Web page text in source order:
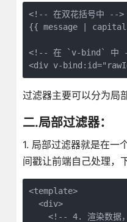
<!-- 在双花括号中 -->
{{ message |
<!-- 在 `v-bind` 中
<div v-
过滤器主要可以分为局
二.局部过滤器：
1. 局部过滤器就是在一
间戳让前端自己处理，
<template>
  <div>
<!-- 4. 渲染数据